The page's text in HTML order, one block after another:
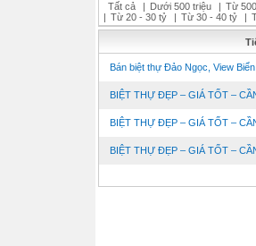
Tất cả
| Dưới 500 triệu | Từ
| Từ 20 - 30 tỷ | Từ 30 - 40 tỷ |
Bán biệt thự Đảo Ngọc, View Biển
BIỆT THỰ ĐẸP – GIÁ TỐT –
BIỆT THỰ ĐẸP – GIÁ TỐT –
BIỆT THỰ ĐẸP – GIÁ TỐT –